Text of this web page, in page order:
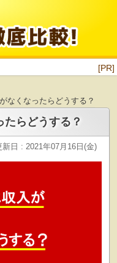
[PR]
なくなったらどうする？
らどうする？
新日 : 2021年07月16日(金)